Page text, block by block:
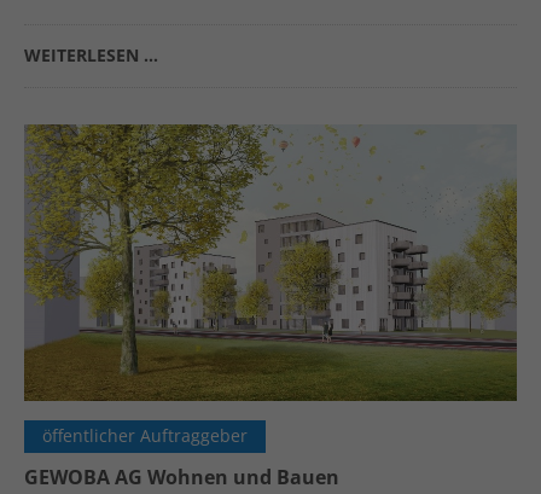
WEITERLESEN …
öffentlicher Auftraggeber
GEWOBA AG Wohnen und Bauen